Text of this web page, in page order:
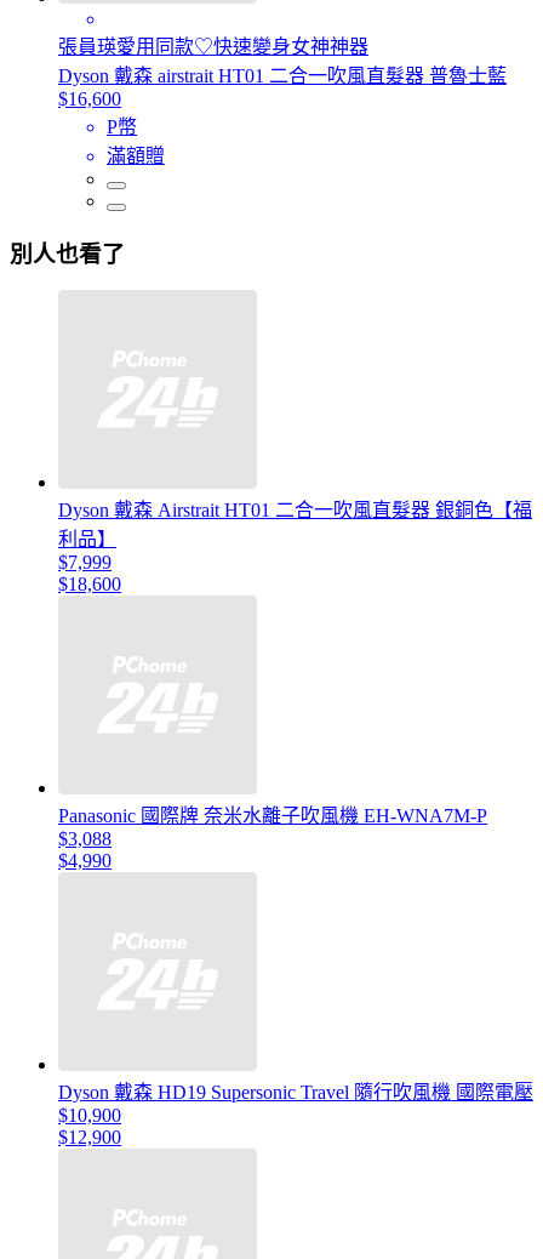
張員瑛愛用同款♡快速變身女神神器
Dyson 戴森 airstrait HT01 二合一吹風直髮器 普魯士藍
$16,600
P幣
滿額贈
別人也看了
Dyson 戴森 Airstrait HT01 二合一吹風直髮器 銀銅色【福
利品】
$7,999
$18,600
Panasonic 國際牌 奈米水離子吹風機 EH-WNA7M-P
$3,088
$4,990
Dyson 戴森 HD19 Supersonic Travel 隨行吹風機 國際電壓
$10,900
$12,900